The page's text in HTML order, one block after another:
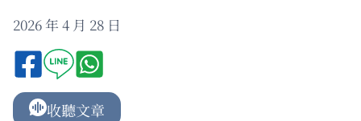
2026 年 4 月 28 日
收聽文章